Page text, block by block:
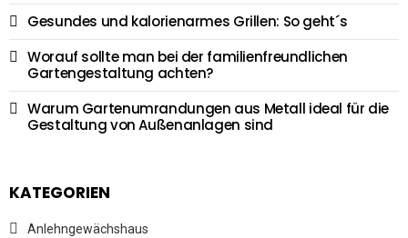
Gesundes und kalorienarmes Grillen: So geht´s
Worauf sollte man bei der familienfreundlichen
Gartengestaltung achten?
Warum Gartenumrandungen aus Metall ideal für die
Gestaltung von Außenanlagen sind
KATEGORIEN
Anlehngewächshaus